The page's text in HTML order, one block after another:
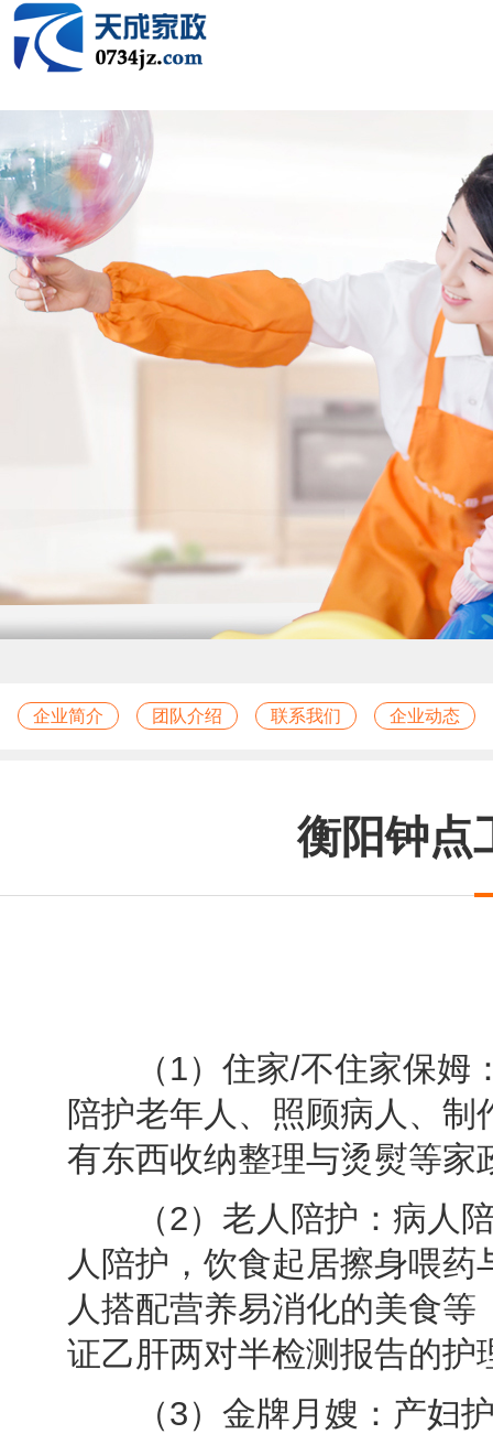
企业简介 团队介绍 联系我们 企业动态
衡阳钟点
（1）住家/不住家保姆
陪护老年人、照顾病人、
有东西收纳整理与烫熨等家
（2）老人陪护：病人陪
人陪护，饮食起居擦身喂
人搭配营养易消化的美食
证乙肝两对半检测报告的护
（3）金牌月嫂：产妇护